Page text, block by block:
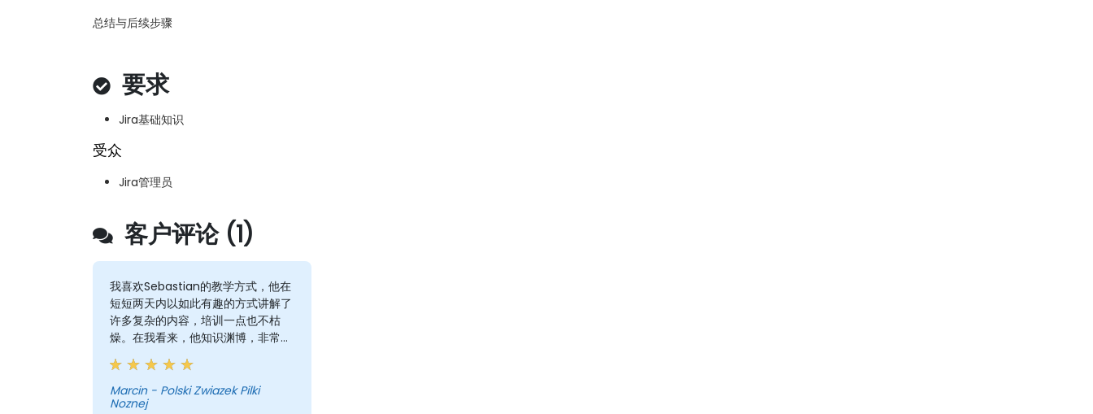
总结与后续步骤
要求
Jira基础知识
受众
Jira管理员
客户评论 (1)
我喜欢Sebastian的教学方式，他在
短短两天内以如此有趣的方式讲解了
许多复杂的内容，培训一点也不枯
燥。在我看来，他知识渊博，非常清
楚自己在讲什么，他与观众交流的语
言也很易懂。继续保持这种水平，我
认为很好。
Marcin - Polski Zwiazek Pilki
Noznej